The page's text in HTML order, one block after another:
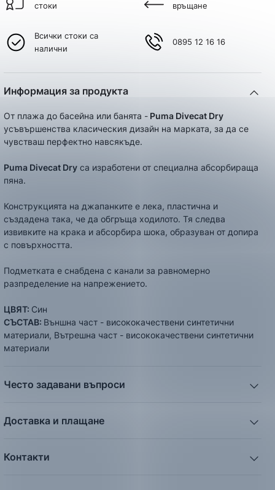
стоки
връщане
Всички стоки са
налични
0895 12 16 16
Информация за продукта
От плажа до басейна или банята - Puma Divecat Dry
усъвършенства класическия дизайн на марката, за да се
чувстваш перфектно навсякъде.
Puma Divecat Dry са изработени от специална абсорбираща
пяна.
Конструкцията на джапанките е лека, пластична и
създадена така, че да обгръща ходилото. Тя следва
извивките на крака и абсорбира шока, образуван от допира
с повърхността.
Подметката е снабдена с канали за равномерно
разпределение на напрежението.
ЦВЯТ: Син
СЪСТАВ: Външна част - висококачествени синтетични
материали, Вътрешна част - висококачествени синтетични
материали
Често задавани въпроси
ще получа?
да добие максимално ясна и точна представа за дадения
Доставка и плащане
затова използваме услугите на куриерските фирми
„Еконт
Контакти